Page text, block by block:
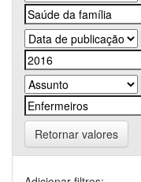
Retornar valores